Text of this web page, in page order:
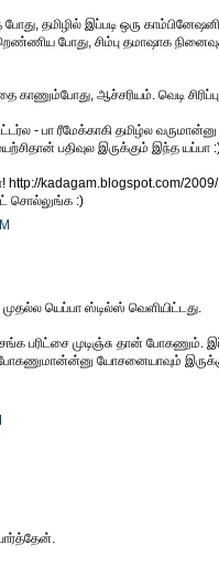
தமிழில் இப்படி ஒரு
போது, சிம்பு தமாஷாக
காணும்போது, ஆச்சரியம். வெடி
- பா ரீமேக்காகி தமிழ்ல வருமான்னு
பதிவுல இருக்கும் இந்த யப்பா
http://kadagam.blogspot.com/
சொல்லுங்க :)
யெப்பா ஸ்டில்ஸ் வெளியிட்டது.
பரிட்சை முடிஞ்சு தான்
போகணுமான்ன்னு யோசனையாவும்